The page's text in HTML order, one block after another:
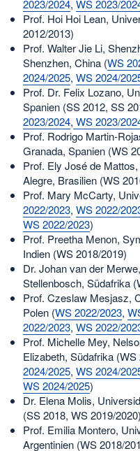
2023/2024, WS 2023/
Prof. Hoi Hoi Lean,
2012/2013)
Prof. Walter Jie Li,
Shenzhen, China (WS
2024/2025, WS 2024/
Prof. Dr. Felix Lozano,
Spanien (SS 2012, SS
2023/2024, WS 2023/
Prof. Rodrigo Martin-
Granada, Spanien (WS
Prof. Ely José de
Alegre, Brasilien (WS
Prof. Mary McCarty,
2022/2023, WS 2022/
WS 2022/2023)
Prof. Preetha Menon,
Indien (WS 2018/2019)
Dr. Johan van der
Stellenbosch, Südafrika
Prof. Czeslaw Mesjasz,
Polen (WS 2022/2023,
2022/2023, WS 2022/
Prof. Michelle Mey,
Elizabeth, Südafrika
2024/2025, WS 2024/
WS 2024/2025)
Dr. Elena Molis,
(SS 2018, WS 2019/2020)
Prof. Emilia Montero,
Argentinien (WS 2018/